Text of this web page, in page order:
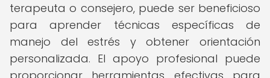
terapeuta o consejero, puede ser beneficioso
para aprender técnicas específicas de
manejo del estrés y obtener orientación
personalizada. El apoyo profesional puede